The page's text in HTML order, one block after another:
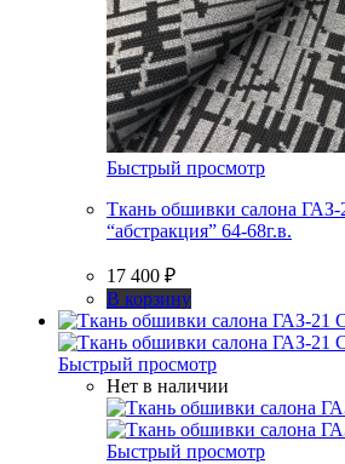
Быстрый просмотр
Ткань обшивки салона
“абстракция” 64-68г.в.
17 400 ₽
В корзину
Быстрый просмотр
Нет в наличии
Быстрый просмотр